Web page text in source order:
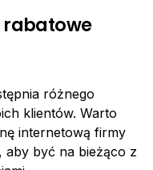
rabatowe
różnego
klientów. Warto
internetową firmy
być na bieżąco z